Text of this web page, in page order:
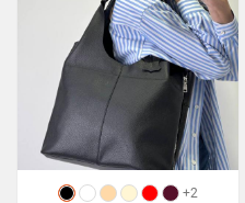
+2